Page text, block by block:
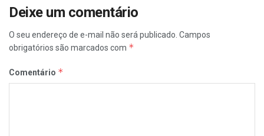
Deixe um comentário
O seu endereço de e-mail não será publicado. Campos
obrigatórios são marcados com *
Comentário *